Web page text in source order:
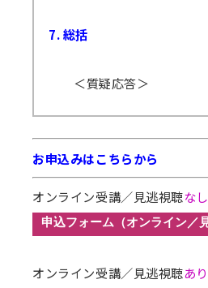
7. 総括
＜質疑応答＞
お申込みはこちらから
オンライン受講／見逃視聴なし
オンライン受講／見逃視聴あり